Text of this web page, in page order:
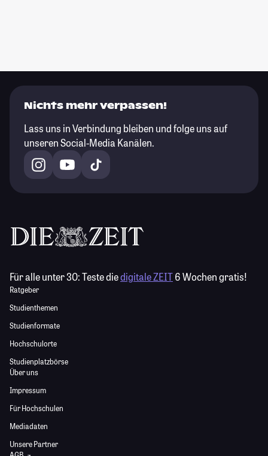
Nichts mehr verpassen!
Lass uns in Verbindung bleiben und folge uns auf
unseren Social-Media Kanälen.
Für alle unter 30:Teste diedigitale ZEIT6 Wochen gratis!
Ratgeber
Studienthemen
Studienformate
Hochschulorte
Studienplatzbörse
Über uns
Impressum
Für Hochschulen
Mediadaten
Unsere Partner